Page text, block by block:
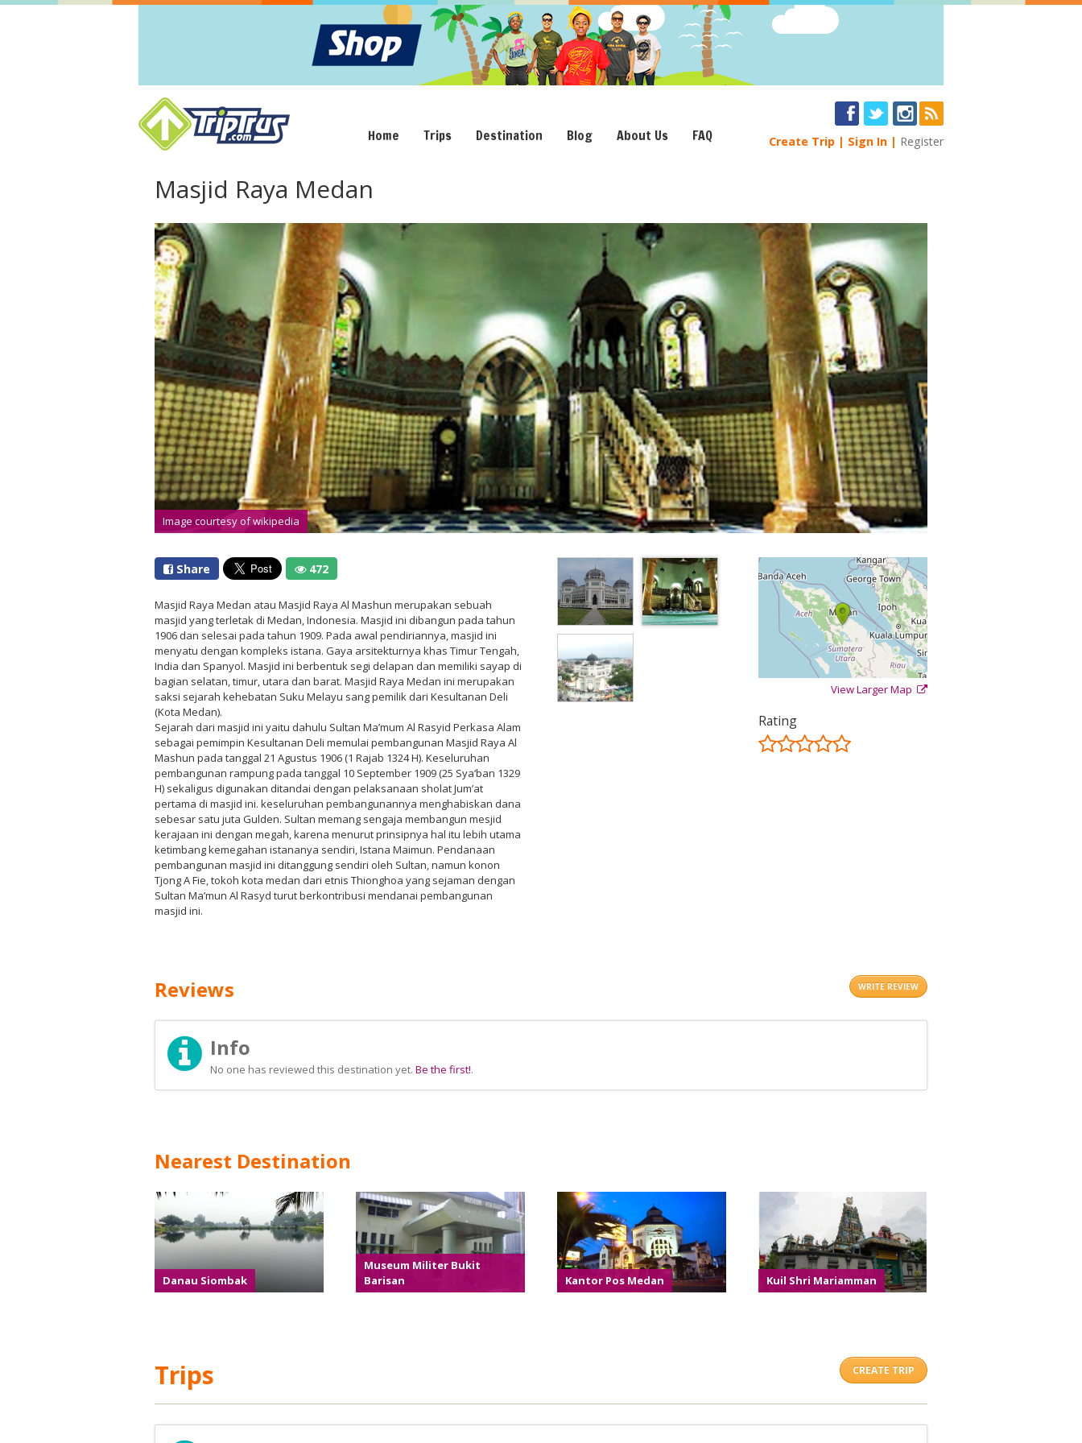
Home Trips Destination Blog About Us FAQ Create Trip Sign In Register
Masjid Raya Medan
Image courtesy of wikipedia
Share 472
Masjid Raya Medan atau Masjid Raya Al Mashun merupakan sebuah
masjid yang terletak di Medan, Indonesia. Masjid ini dibangun pada tahun
1906 dan selesai pada tahun 1909. Pada awal pendiriannya, masjid ini
menyatu dengan kompleks istana. Gaya arsitekturnya khas Timur Tengah,
India dan Spanyol. Masjid ini berbentuk segi delapan dan memiliki sayap di
bagian selatan, timur, utara dan barat. Masjid Raya Medan ini merupakan
saksi sejarah kehebatan Suku Melayu sang pemilik dari Kesultanan Deli
(Kota Medan).
Sejarah dari masjid ini yaitu dahulu Sultan Ma’mum Al Rasyid Perkasa Alam
sebagai pemimpin Kesultanan Deli memulai pembangunan Masjid Raya Al
Mashun pada tanggal 21 Agustus 1906 (1 Rajab 1324 H). Keseluruhan
pembangunan rampung pada tanggal 10 September 1909 (25 Sya‘ban 1329
H) sekaligus digunakan ditandai dengan pelaksanaan sholat Jum’at
pertama di masjid ini. keseluruhan pembangunannya menghabiskan dana
sebesar satu juta Gulden. Sultan memang sengaja membangun mesjid
kerajaan ini dengan megah, karena menurut prinsipnya hal itu lebih utama
ketimbang kemegahan istananya sendiri, Istana Maimun. Pendanaan
pembangunan masjid ini ditanggung sendiri oleh Sultan, namun konon
Tjong A Fie, tokoh kota medan dari etnis Thionghoa yang sejaman dengan
Sultan Ma’mun Al Rasyd turut berkontribusi mendanai pembangunan
masjid ini.
View Larger Map
Rating
WRITE REVIEW
Reviews
Info
No one has reviewed this destination yet. Be the first!.
Nearest Destination
Danau Siombak
Museum Militer Bukit
Barisan
Kantor Pos Medan Kuil Shri Mariamman
Trips CREATE TRIP